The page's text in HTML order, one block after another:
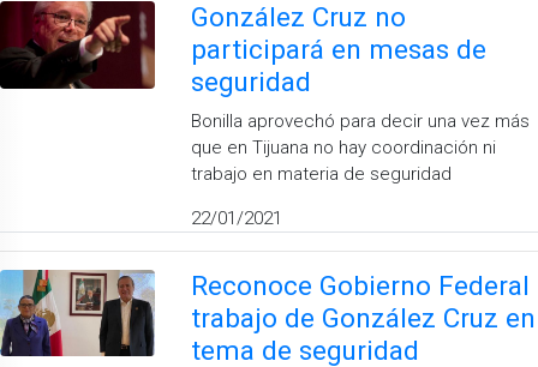
González Cruz no
participará en mesas de
seguridad
Bonilla aprovechó para decir una vez más
que en Tijuana no hay coordinación ni
trabajo en materia de seguridad
22/01/2021
Reconoce Gobierno Federal
trabajo de González Cruz en
tema de seguridad